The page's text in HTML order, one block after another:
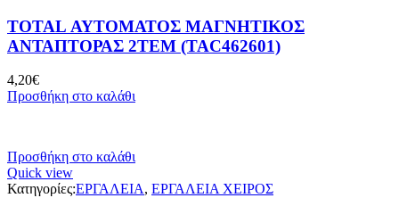
TOTAL ΑΥΤΟΜΑΤΟΣ ΜΑΓΝΗΤΙΚΟΣ
ΑΝΤΑΠΤΟΡΑΣ 2ΤΕΜ (TAC462601)
4,20€
Προσθήκη στο καλάθι
Προσθήκη στο καλάθι
Quick view
Κατηγορίες:ΕΡΓΑΛΕΙΑ, ΕΡΓΑΛΕΙΑ ΧΕΙΡΟΣ